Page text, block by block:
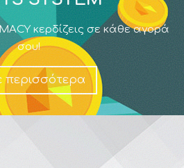
κερδίζεις σε κάθε αγορά
σου!
περισσότερα